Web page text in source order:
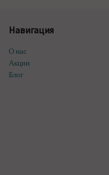
Навигация
О нас
Акции
Блог